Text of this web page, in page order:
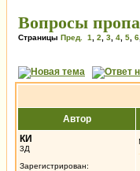
Вопросы
Страницы Пред. 1 2 3 4 5 6
Автор
КИ
3Д
Зарегистрирован: